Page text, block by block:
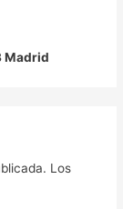
Madrid
Los